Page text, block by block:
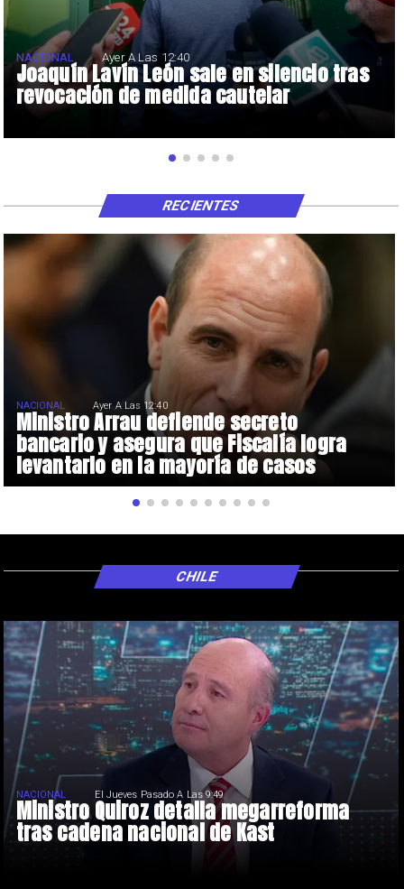
Joaquín Lavín León sale en silencio tras
revocación de medida cautelar
NACIONAL Ayer A Las 12:40
Ministro Arrau defiende secreto
bancario y asegura que Fiscalía logra
levantarlo en la mayoría de casos
NACIONAL Ayer A Las 12:40
RECIENTES
Ministro Quiroz detalla megarreforma
tras cadena nacional de Kast
NACIONAL El Jueves Pasado A Las 9:49
CHILE